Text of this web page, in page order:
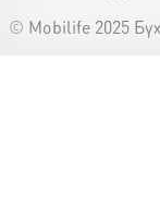
© Mobilife 2025 Бүх